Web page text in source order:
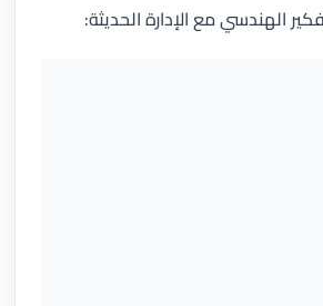
الهندسي مع الإدارة الحديثة: